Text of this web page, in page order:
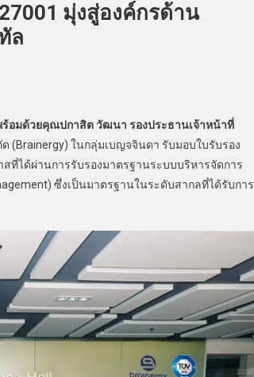
มุ่งสู่องค์กรด้าน
ล
ร้อมด้วยคุณปกาสิต วัฒนา รองประธานเจ้าหน้าที่
(Brainergy) ในกลุ่มเบญจจินดา รับมอบใบรับรอง
สที่ได้ผ่านการรับรองมาตรฐานระบบบริหารจัดการ
ซึ่งเป็นมาตรฐานในระดับสากลที่ได้รับการ